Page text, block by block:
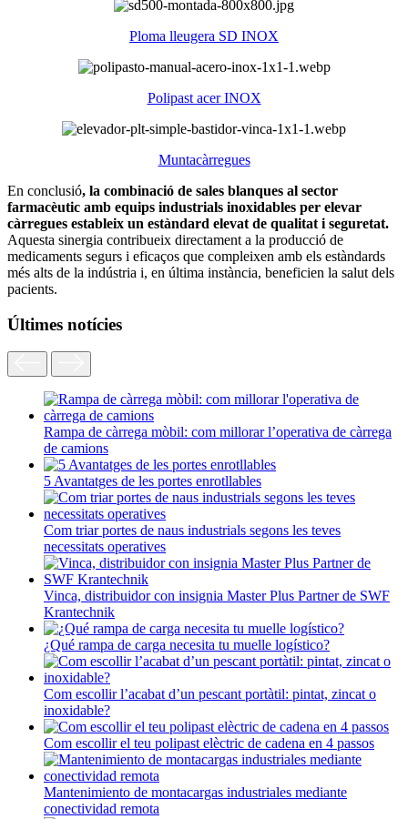
Ploma lleugera SD INOX
Polipast acer INOX
Muntacàrregues
En conclusió, la combinació de sales blanques al sector
farmacèutic amb equips industrials inoxidables per elevar
càrregues estableix un estàndard elevat de qualitat i seguretat.
Aquesta sinergia contribueix directament a la producció de
medicaments segurs i eficaços que compleixen amb els estàndards
més alts de la indústria i, en última instància, beneficien la salut dels
pacients.
Últimes notícies
Rampa de càrrega mòbil: com millorar l’operativa de càrrega
de camions
5 Avantatges de les portes enrotllables
Com triar portes de naus industrials segons les teves
necessitats operatives
Vinca, distribuidor con insignia Master Plus Partner de SWF
Krantechnik
¿Qué rampa de carga necesita tu muelle logístico?
Com escollir l’acabat d’un pescant portàtil: pintat, zincat o
inoxidable?
Com escollir el teu polipast elèctric de cadena en 4 passos
Mantenimiento de montacargas industriales mediante
conectividad remota